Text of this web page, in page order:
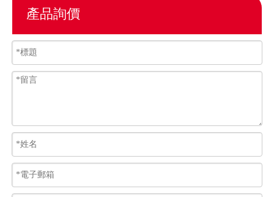
產品詢價